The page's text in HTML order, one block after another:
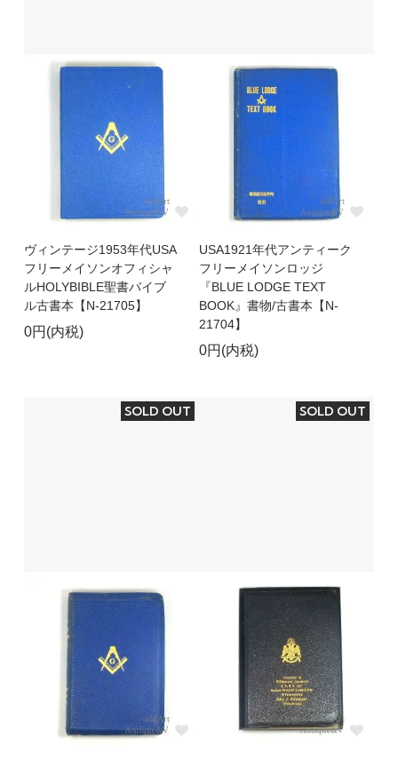
ヴィンテージ1953年代USA
フリーメイソンオフィシャ
ルHOLYBIBLE聖書バイブ
ル古書本【N-21705】
0円(内税)
USA1921年代アンティーク
フリーメイソンロッジ
『BLUE LODGE TEXT
BOOK』書物/古書本【N-
21704】
0円(内税)
SOLD OUT SOLD OUT